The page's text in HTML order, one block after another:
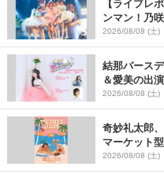
【ライブレ
ンマン！乃
Onephony
＞
2026/08/08 (土)
結那バース
＆愛美の出
2026/08/08 (土)
奇妙礼太郎
マーケット
早割チケット
2026/08/08 (土)